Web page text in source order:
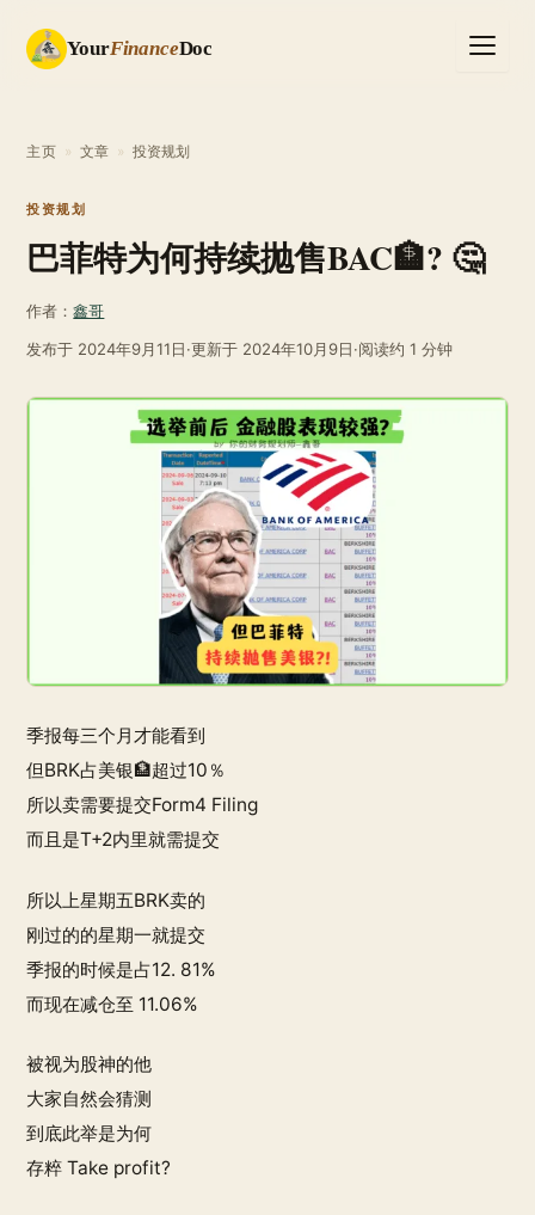
YourFinanceDoc
主页 » 文章 » 投资规划
投资规划
巴菲特为何持续抛售BAC🏦? 🤔
作者：鑫哥
发布于 2024年9月11日·更新于 2024年10月9日·阅读约 1 分钟
季报每三个月才能看到
但BRK占美银🏦超过10％
所以卖需要提交Form4 Filing
而且是T+2内里就需提交
所以上星期五BRK卖的
刚过的的星期一就提交
季报的时候是占12. 81%
而现在减仓至 11.06%
被视为股神的他
大家自然会猜测
到底此举是为何
存粹 Take profit?